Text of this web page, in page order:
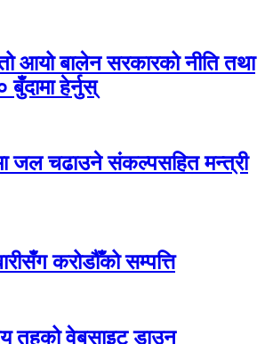
आयो बालेन सरकारको नीति तथा
हेर्नुस्
जल चढाउने संकल्पसहित मन्त्री
करोडौँको सम्पत्ति
तहको वेबसाइट डाउन